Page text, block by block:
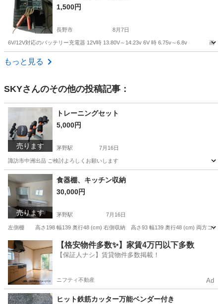
スタッドレスホイールセット
1,500円
長野市 8月7日
6V/12V対応のバッテリー充電器 12V時 13.80V～14.23v 6V 時 6.75v～6.8v 画像
長野 長野市
もっと見る
SKYさんのその他の投稿記事：
売ります
トレーニングセット
5,000円
茅野駅 7月16日
諏訪市中洲出品 ご検討よろしくお願いします
長野 諏訪市 茅野駅 フィットネス、トレーニング
売ります
食器棚、キッチン収納
30,000円
茅野駅 7月16日
左側棚 高さ198 幅139 奥行48 (cm) 右側収納 高さ93 幅139 奥行48 (cm) 両方コン
長野 諏訪市 茅野駅 収納家具
【格安物件多数✨】家賃4万円以下多数
【保証人ナシ】賃貸物件多数掲載！
ニフティ不動産 Ad
ヒット鉄筋カッター万能ベンダー付き